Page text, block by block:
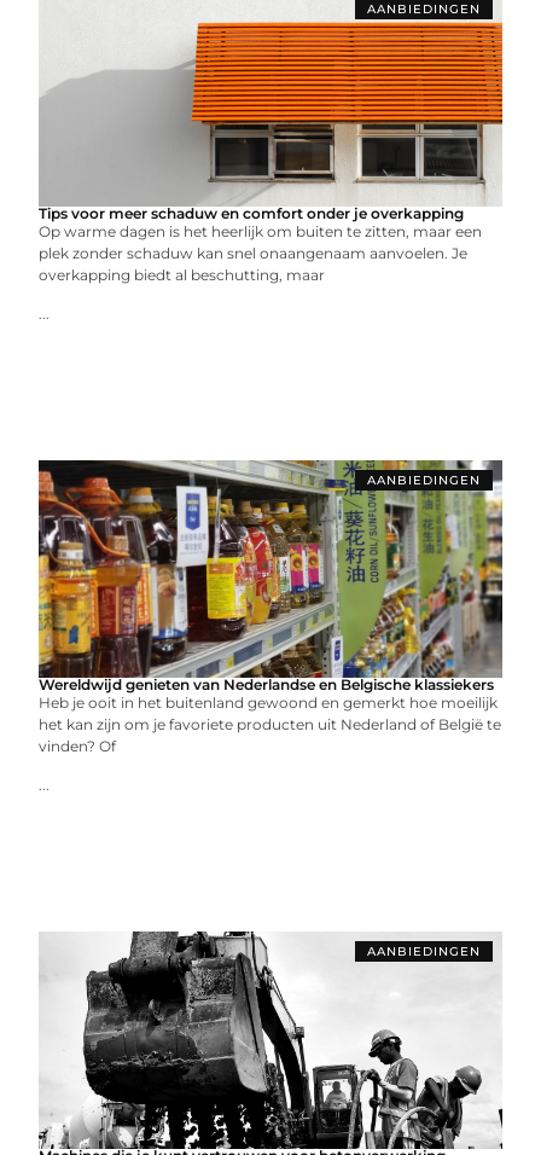
AANBIEDINGEN
Tips voor meer schaduw en comfort onder je overkapping
Op warme dagen is het heerlijk om buiten te zitten, maar een
plek zonder schaduw kan snel onaangenaam aanvoelen. Je
overkapping biedt al beschutting, maar
...
AANBIEDINGEN
Wereldwijd genieten van Nederlandse en Belgische klassiekers
Heb je ooit in het buitenland gewoond en gemerkt hoe moeilijk
het kan zijn om je favoriete producten uit Nederland of België te
vinden? Of
...
AANBIEDINGEN